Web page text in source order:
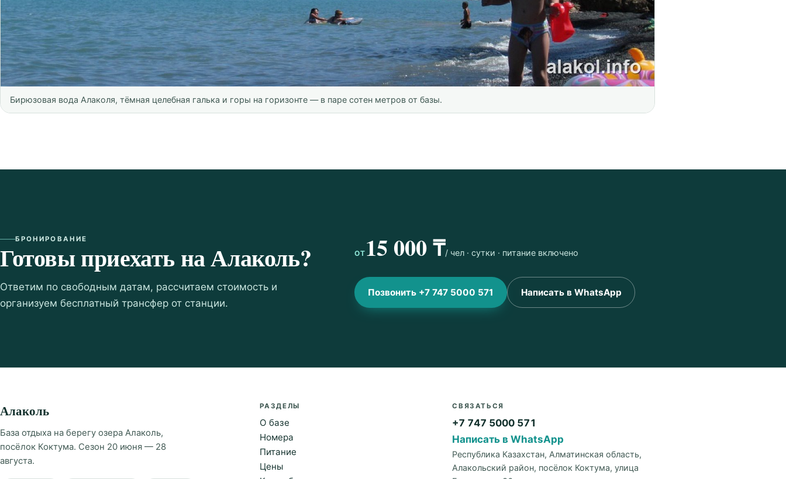
Бирюзовая вода Алаколя, тёмная целебная галька и горы на горизонте — в паре сотен метров от базы.
БРОНИРОВАНИЕ
Готовы приехать на Алаколь?
Ответим по свободным датам, рассчитаем стоимость и
организуем бесплатный трансфер от станции.
ОТ 15 000 ₸/ чел · сутки · питание включено
Позвонить +7 747 5000 571 Написать в WhatsApp
Алаколь
База отдыха на берегу озера Алаколь,
посёлок Коктума. Сезон 20 июня — 28
августа.
РАЗДЕЛЫ
О базе
Номера
Питание
Цены
СВЯЗАТЬСЯ
+7 747 5000 571
Написать в WhatsApp
Республика Казахстан, Алматинская область,
Алакольский район, посёлок Коктума, улица